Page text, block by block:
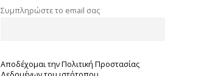
Συμπληρώστε το email σας
Αποδέχομαι την Πολιτική Προστασίας